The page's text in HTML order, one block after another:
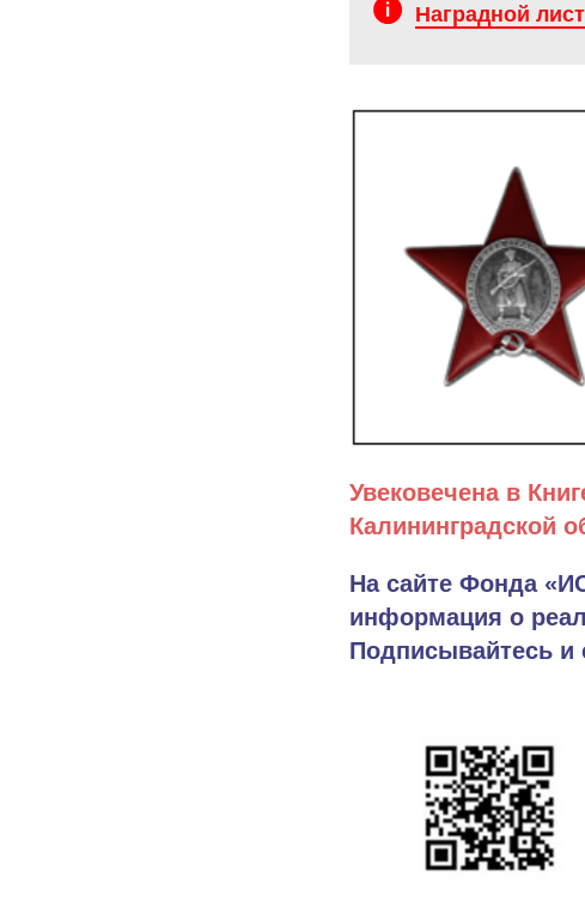
Наградной
Увековечена в
Калининградской
На сайте Фонда
информация о
Подписывайтесь и